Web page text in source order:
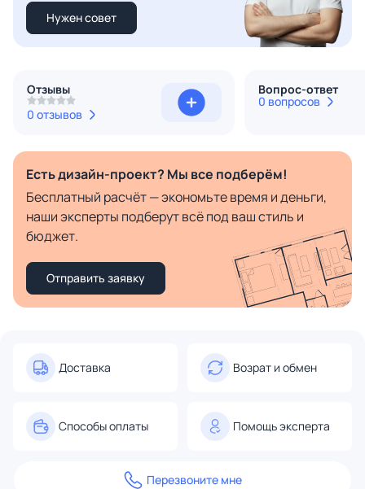
Нужен совет
Отзывы
0 отзывов
Вопрос-ответ
0 вопросов
Есть дизайн-проект? Мы все подберём!
Бесплатный расчёт — экономьте время и деньги,
наши эксперты подберут всё под ваш стиль и
бюджет.
Отправить заявку
Доставка Возрат и обмен
Способы оплаты Помощь эксперта
Перезвоните мне